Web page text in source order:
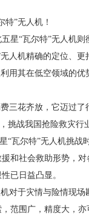
”无人机！
“瓦尔特”无人机则
机精确的定位、更
其在低空领域的优
花齐放，它迈过了
挑战我国抢险救灾行
“瓦尔特”无人机挑战
社会救助形势，对
已日益凸显。
于灾情与险情现场
范围广，精度大，